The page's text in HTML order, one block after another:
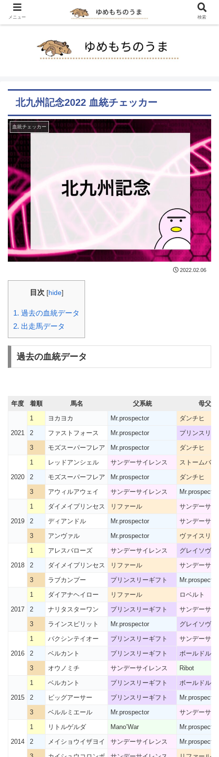
北九州記念2022 血統チェッカー
血統チェッカー
2022.02.06
目次 [hide]
1. 過去の血統データ
2. 出走馬データ
過去の血統データ
年度 着順 馬名 父系統 母父系
2021
1 ヨカヨカ Mr.prospector
ダンチヒ
2
ファストフォース Mr.prospector
プリンスリ
3
モズスーパーフレア Mr.prospector ダンチヒ
2020
1 レッドアンシェル サンデーサイレンス
ストームバー
2
モズスーパーフレア Mr.prospector
ダンチヒ
3
アウィルアウェイ サンデーサイレンス Mr.prospector
2019
1 ダイメイプリンセス リファール
サンデーサイ
2
ディアンドル Mr.prospector
サンデーサイ
3
アンヴァル Mr.prospector ヴァイスリ
2018
1 アレスバローズ サンデーサイレンス
グレイソヴリ
2
ダイメイプリンセス リファール
サンデーサイ
3
ラブカンプー プリンスリーギフト Mr.prospector
2017
1 ダイアナヘイロー リファール
ロベルト
2
ナリタスターワン プリンスリーギフト
サンデーサイ
3
ラインスピリット Mr.prospector グレイソヴリ
2016
1 バクシンテイオー プリンスリーギフト
サンデーサイ
2
ベルカント プリンスリーギフト
ボールドルー
3
オウノミチ サンデーサイレンス Ribot
2015
1 ベルカント プリンスリーギフト
ボールドルー
2
ビッグアーサー プリンスリーギフト
Mr.prospector
3
ベルルミエール Mr.prospector サンデーサイ
2014
1 リトルゲルダ Mano’War
Mr.prospector
2
メイショウイザヨイ サンデーサイレンス
Mr.prospector
メニュー 検索